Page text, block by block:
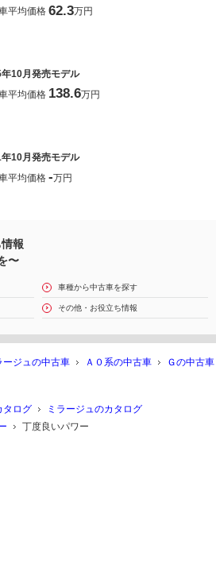
平均価格 62.3万円
10月発売モデル
平均価格 138.6万円
10月発売モデル
平均価格 -万円
報
〜
車種から中古車を探す
その他・お役立ち情報
ージュの中古車 Ａ０系の中古車
Ｇの中古車
タログ
ミラージュのカタログ
丁度良いパワー